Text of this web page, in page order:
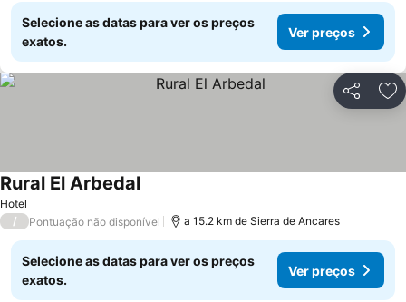
Selecione as datas para ver os preços
exatos.
Ver preços
Partilhar
Hotel
Rural El Arbedal
/ Pontuação não disponível a 15.2 km de Sierra de Ancares
Selecione as datas para ver os preços
exatos.
Ver preços